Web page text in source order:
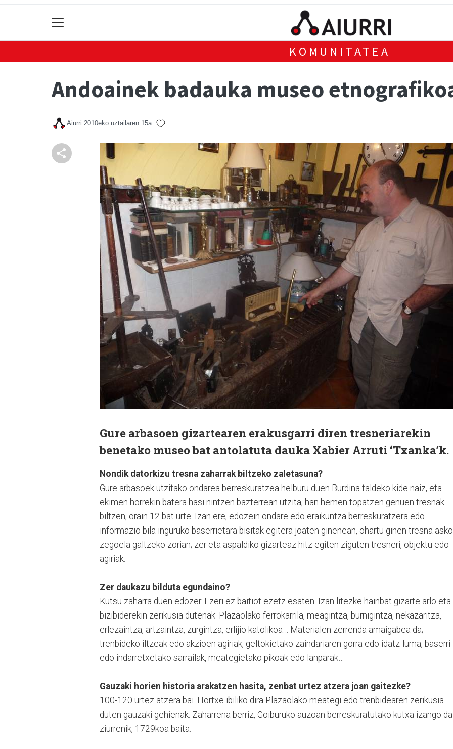
KOMUNITATEA
Andoainek badauka museo
Aiurri 2010eko uztailaren 15a
Gure arbasoen gizartearen erakusgarri diren tresneriarekin
benetako museo bat antolatuta dauka Xabier Arruti ‘Txanka’k.
Nondik datorkizu tresna zaharrak biltzeko zaletasuna?
Gure arbasoek utzitako ondarea berreskuratzea helburu duen Burdina taldeko kide naiz, eta
ekimen horrekin batera hasi nintzen bazterrean utzita, han hemen topatzen genuen tresnak
biltzen, orain 12 bat urte. Izan ere, edozein ondare edo eraikuntza berreskuratzera edo
informazio bila inguruko baserrietara bisitak egitera joaten ginenean, ohartu ginen tresna asko
zegoela galtzeko zorian; zer eta aspaldiko gizarteaz hitz egiten ziguten tresneri, objektu edo
agiriak.
Zer daukazu bilduta egundaino?
Kutsu zaharra duen edozer. Ezeri ez baitiot ezetz esaten. Izan litezke hainbat gizarte arlo eta
bizibiderekin zerikusia dutenak: Plazaolako ferrokarrila, meagintza, burnigintza, nekazaritza,
erlezaintza, artzaintza, zurgintza, erlijio katolikoa… Materialen zerrenda amaigabea da;
trenbideko iltzeak edo akzioen agiriak, geltokietako zaindariaren gorra edo idatz-luma, baserri
edo indarretxetako sarrailak, meategietako pikoak edo lanparak…
Gauzaki horien historia arakatzen hasita, zenbat urtez atzera joan gaitezke?
100-120 urtez atzera bai. Hortxe ibiliko dira Plazaolako meategi edo trenbidearen zerikusia
duten gauzaki gehienak. Zaharrena berriz, Goiburuko auzoan berreskuratutako kutxa izango da
ziurrenik, 1729koa baita.